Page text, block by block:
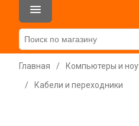
Главная / Компьютеры и
/
Кабели и переходники